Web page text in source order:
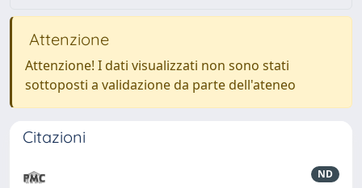
Attenzione
Attenzione! I dati visualizzati non sono stati
sottoposti a validazione da parte dell'ateneo
Citazioni
ND